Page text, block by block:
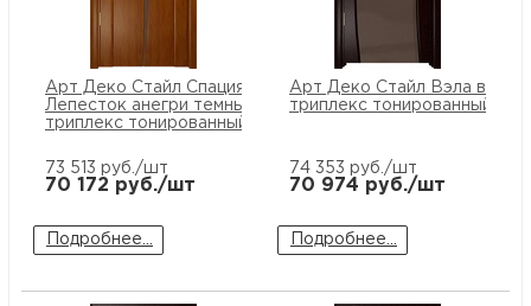
Арт Деко Стайл Спация
Лепесток анегри темный
триплекс тонированный
73 513 руб./шт
70 172 руб./шт
Подробнее...
Арт Деко Стайл Вэла венге
триплекс тонированный
74 353 руб./шт
70 974 руб./шт
Подробнее...